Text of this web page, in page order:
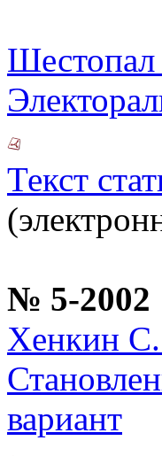
Текст
№ 5-2002
Хенкин
вариант